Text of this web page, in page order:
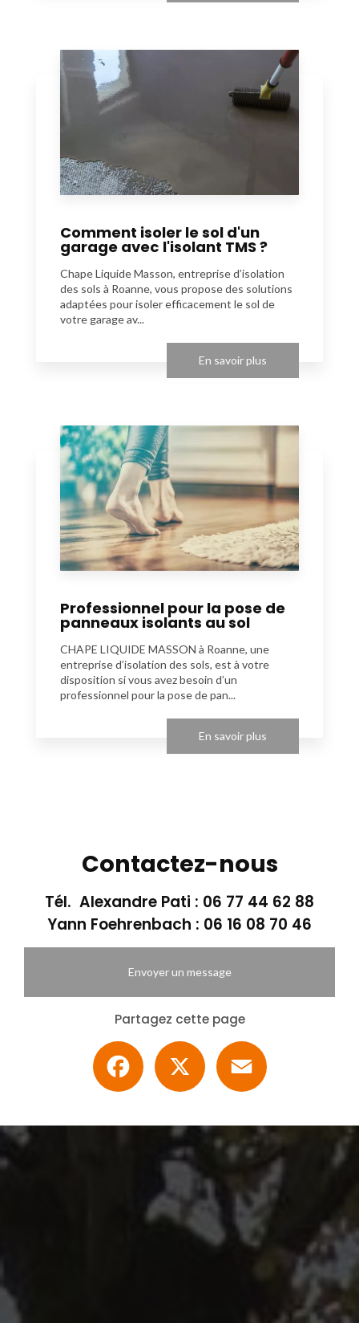
Comment isoler le sol d'un
garage avec l'isolant TMS ?
Chape Liquide Masson, entreprise d’isolation
des sols à Roanne, vous propose des solutions
adaptées pour isoler efficacement le sol de
votre garage av...
En savoir plus
Professionnel pour la pose de
panneaux isolants au sol
CHAPE LIQUIDE MASSON à Roanne, une
entreprise d’isolation des sols, est à votre
disposition si vous avez besoin d’un
professionnel pour la pose de pan...
En savoir plus
Contactez-nous
Tél. Alexandre Pati : 06 77 44 62 88
Yann Foehrenbach : 06 16 08 70 46
Envoyer un message
Partagez cette page
Facebook